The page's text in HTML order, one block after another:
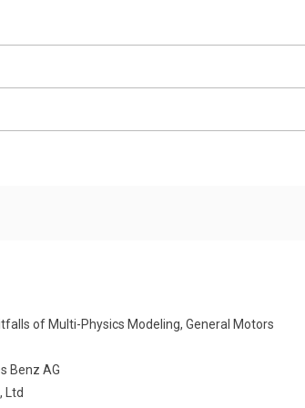
of Multi-Physics Modeling, General Motors
Benz AG
Ltd